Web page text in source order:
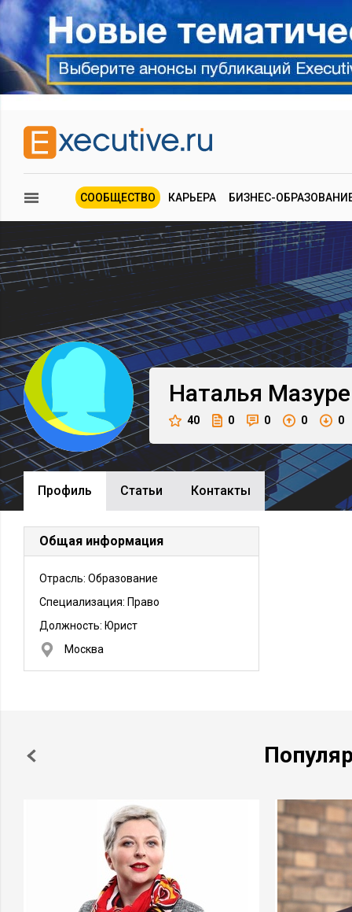
СООБЩЕСТВО КАРЬЕРА БИЗНЕС-
Наталья
40 0 0 0 0
Профиль Cтатьи Контакты
Общая информация
Отрасль: Образование
Специализация: Право
Должность: Юрист
Москва